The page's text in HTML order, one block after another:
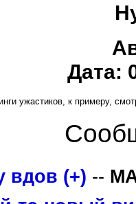
Дата:
ужастиков, к примеру,
вдов (+) --